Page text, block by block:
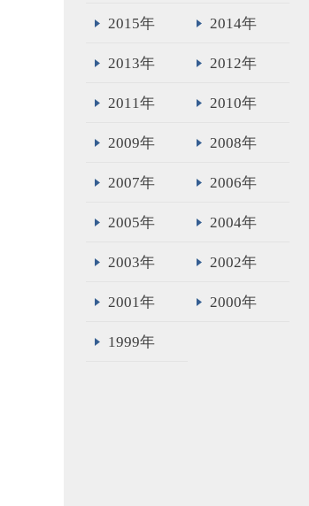
2015年 2014年
2013年 2012年
2011年 2010年
2009年 2008年
2007年 2006年
2005年 2004年
2003年 2002年
2001年 2000年
1999年